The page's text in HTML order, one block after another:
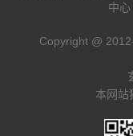
中心
Copyright @
本网站